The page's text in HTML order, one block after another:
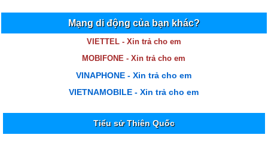
Mạng di động của bạn khác?
VIETTEL - Xin trả cho em
MOBIFONE - Xin trả cho em
VINAPHONE - Xin trả cho em
VIETNAMOBILE - Xin trả cho em
Tiểu sử Thiên Quốc